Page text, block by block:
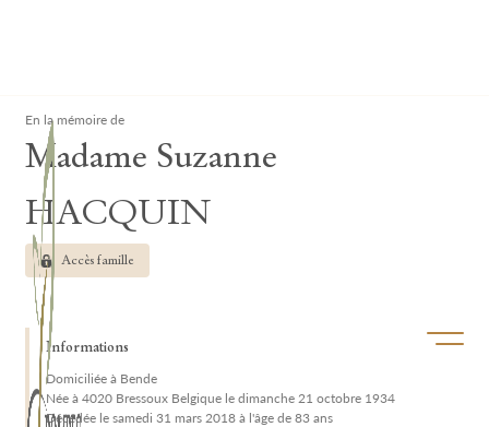
Ouvrir/
En la mémoire de
Madame Suzanne
HACQUIN
Accès famille
Informations
Domiciliée à Bende
Née à 4020 Bressoux Belgique le dimanche 21 octobre 1934
Décédée le samedi 31 mars 2018 à l'âge de 83 ans